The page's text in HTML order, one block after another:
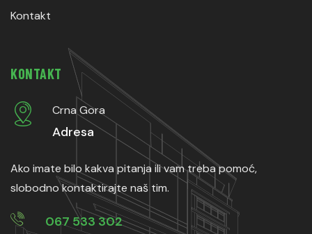
Kontakt
KONTAKT
Crna Gora
Adresa
Ako imate bilo kakva pitanja ili vam treba pomoć,
slobodno kontaktirajte naš tim.
067 533 302